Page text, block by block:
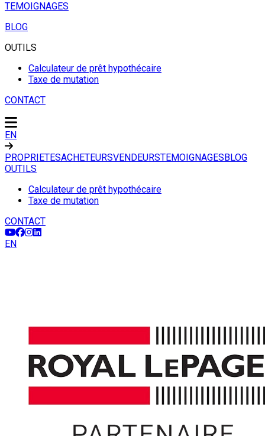
TEMOIGNAGES
BLOG
OUTILS
Calculateur de prêt hypothécaire
Taxe de mutation
CONTACT
EN
PROPRIETESACHETEURSVENDEURSTEMOIGNAGESBLOG
OUTILS
Calculateur de prêt hypothécaire
Taxe de mutation
CONTACT
EN